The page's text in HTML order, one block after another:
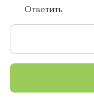
Ответить